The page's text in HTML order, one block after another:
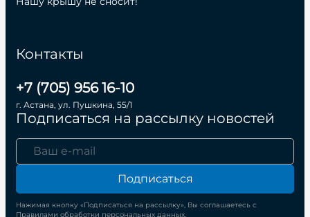
Контакты
+7 (705) 956 16-10
г. Астана, ул. Пушкина, 55/1
Подписаться на рассылку новостей
Подписаться
Нажимая кнопку «Подписаться на рассылку», Вы соглашаетесь с
Правилами обработки персональных данных.